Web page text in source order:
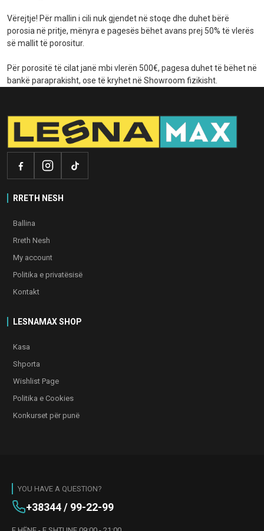
Vërejtje! Për mallin i cili nuk gjendet në stoqe dhe duhet bërë
porosia në pritje, mënyra e pagesës bëhet avans prej 50% të vlerës
së mallit të porositur.
Për porositë të cilat janë mbi vlerën 500€, pagesa duhet të bëhet në
bankë paraprakisht, ose të kryhet në Showroom fizikisht.
RRETH NESH
Ballina
Rreth Nesh
My account
Politika e privatësisë
Kontakt
LESNAMAX SHOP
Kasa
Shporta
Wishlist Page
Politika e Cookies
Konkurset për punë
YOU HAVE A QUESTION?
+38344 / 99-22-99